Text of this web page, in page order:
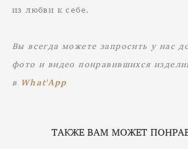
из любви к себе.
Вы всегда можете запросить у нас
фото и видео понравившихся
в What'App
ТАКЖЕ ВАМ МОЖЕТ